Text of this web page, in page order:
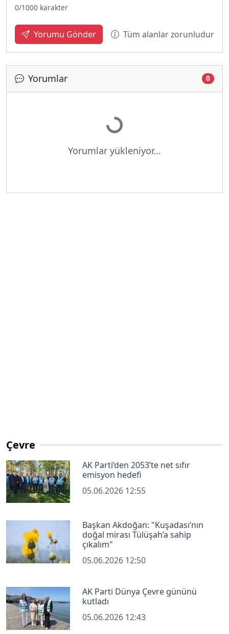
0/1000 karakter
Yorumu Gönder Tüm alanlar zorunludur
Yorumlar 0
Yükleniyor...
Yorumlar yükleniyor...
Çevre
AK Parti’den 2053’te net sıfır
emisyon hedefi
05.06.2026 12:55
Başkan Akdoğan: "Kuşadası’nın
doğal mirası Tülüşah’a sahip
çıkalım"
05.06.2026 12:50
AK Parti Dünya Çevre gününü
kutladı
05.06.2026 12:43